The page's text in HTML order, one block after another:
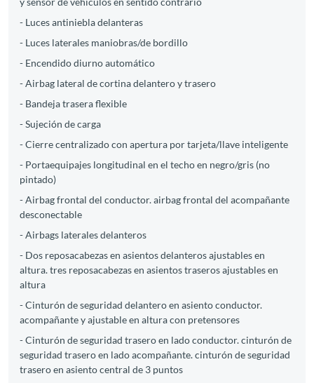
- Luces antiniebla delanteras
- Luces laterales maniobras/de bordillo
- Encendido diurno automático
- Airbag lateral de cortina delantero y trasero
- Bandeja trasera flexible
- Sujeción de carga
- Cierre centralizado con apertura por tarjeta/llave inteligente
- Portaequipajes longitudinal en el techo en negro/gris (no
pintado)
- Airbag frontal del conductor. airbag frontal del acompañante
desconectable
- Airbags laterales delanteros
- Dos reposacabezas en asientos delanteros ajustables en
altura. tres reposacabezas en asientos traseros ajustables en
altura
- Cinturón de seguridad delantero en asiento conductor.
acompañante y ajustable en altura con pretensores
- Cinturón de seguridad trasero en lado conductor. cinturón de
seguridad trasero en lado acompañante. cinturón de seguridad
trasero en asiento central de 3 puntos